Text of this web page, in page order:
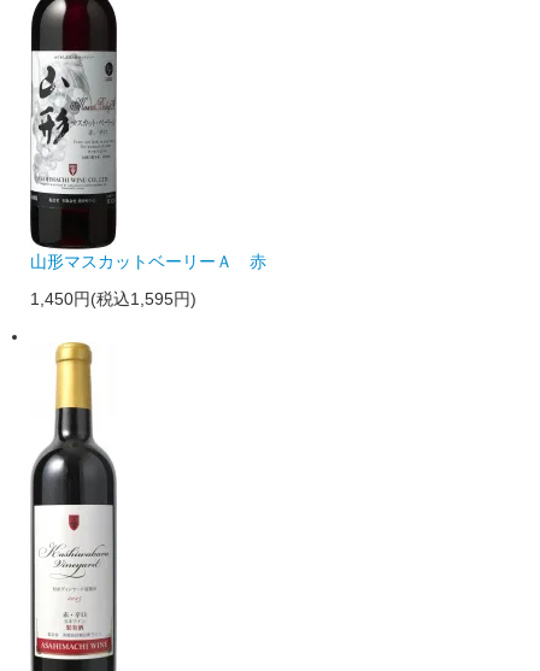
山形マスカットベーリーＡ 赤
1,450円(税込1,595円)